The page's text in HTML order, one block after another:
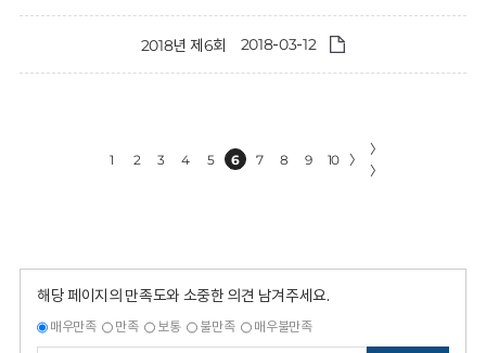
2018년 제6회 2018-03-12
1 2 3 4 5 6 7 8 9 10 〉
〉
〉
해당 페이지의 만족도와 소중한 의견 남겨주세요.
매우만족 만족 보통 불만족 매우불만족